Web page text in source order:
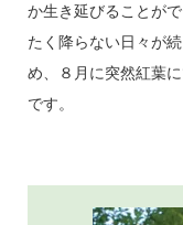
か生き延びることが
たく降らない日々が
め、８月に突然紅葉
です。